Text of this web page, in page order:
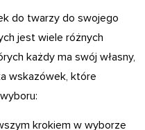
do twarzy do swojego
jest wiele różnych
każdy ma swój własny,
wskazówek, które
krokiem w wyborze